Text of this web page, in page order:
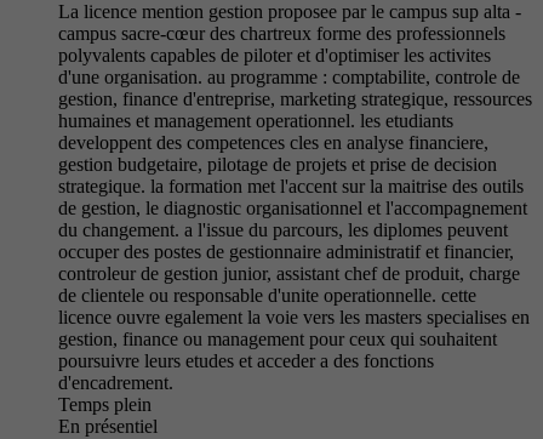
La licence mention gestion proposee par le campus sup alta -
campus sacre-cœur des chartreux forme des professionnels
polyvalents capables de piloter et d'optimiser les activites
d'une organisation. au programme : comptabilite, controle de
gestion, finance d'entreprise, marketing strategique, ressources
humaines et management operationnel. les etudiants
developpent des competences cles en analyse financiere,
gestion budgetaire, pilotage de projets et prise de decision
strategique. la formation met l'accent sur la maitrise des outils
de gestion, le diagnostic organisationnel et l'accompagnement
du changement. a l'issue du parcours, les diplomes peuvent
occuper des postes de gestionnaire administratif et financier,
controleur de gestion junior, assistant chef de produit, charge
de clientele ou responsable d'unite operationnelle. cette
licence ouvre egalement la voie vers les masters specialises en
gestion, finance ou management pour ceux qui souhaitent
poursuivre leurs etudes et acceder a des fonctions
d'encadrement.
Temps plein
En présentiel